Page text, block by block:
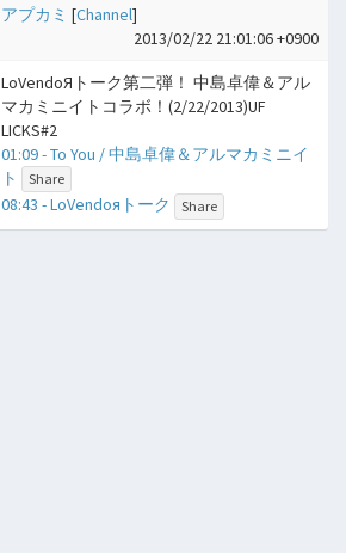
アプカミ [Channel]
2013/02/22 21:01:06 +0900
LoVendoЯトーク第二弾！ 中島卓偉＆アル
マカミニイトコラボ！(2/22/2013)UF
LICKS#2
01:09 - To You / 中島卓偉＆アルマカミニイ
ト
Share
08:43 - LoVendoяトーク Share